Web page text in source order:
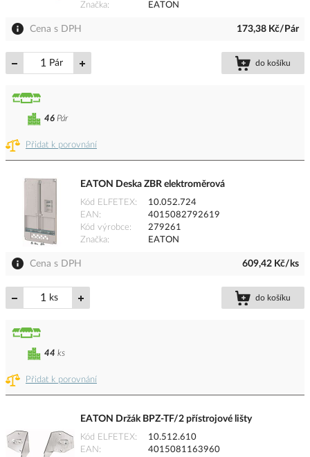
Značka
EATON
Cena s DPH 173,38 Kč/Pár
Pár do košíku
Přidat k porovnání
46 Pár
EATON Deska ZBR elektroměrová
Kód ELFETEX
10.052.724
EAN
4015082792619
Kód výrobce
279261
Značka
EATON
Cena s DPH 609,42 Kč/ks
ks do košíku
Přidat k porovnání
44 ks
EATON Držák BPZ-TF/2 přístrojové lišty
Kód ELFETEX
10.512.610
EAN
4015081163960